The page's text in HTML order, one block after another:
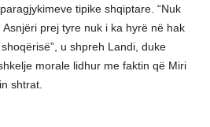
tipike shqiptare. “Nuk
prej tyre nuk i ka hyrë në hak
u shpreh Landi, duke
morale lidhur me faktin që Miri
shtrat.